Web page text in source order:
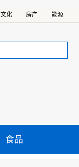
文化 房产 能源
食品